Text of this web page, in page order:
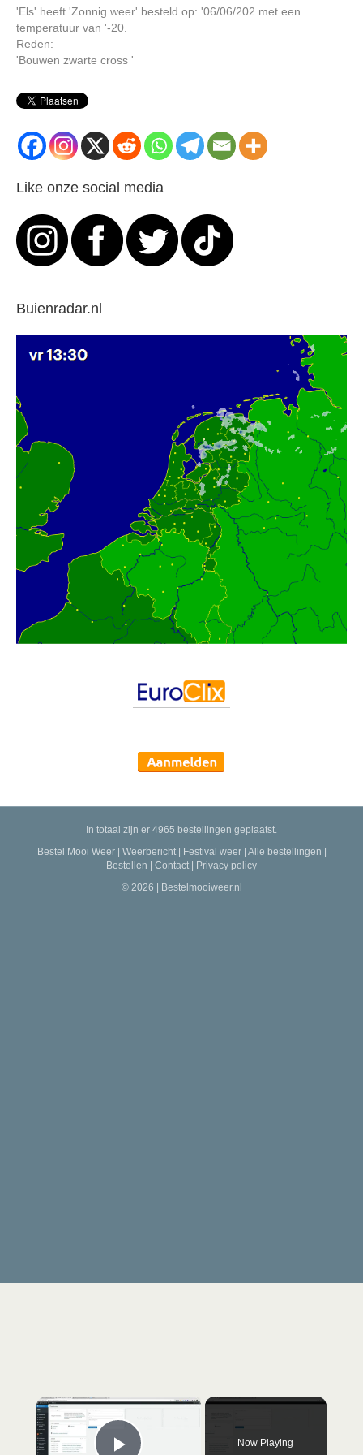
'Els' heeft 'Zonnig weer' besteld op: '06/06/202 met een
temperatuur van '-20.
Reden:
'Bouwen zwarte cross '
Like onze social media
Buienradar.nl
In totaal zijn er 4965 bestellingen geplaatst.
Bestel Mooi Weer| Weerbericht| Festival weer| Alle bestellingen |
Bestellen | Contact | Privacy policy
© 2026 | Bestelmooiweer.nl
×
Now Playing